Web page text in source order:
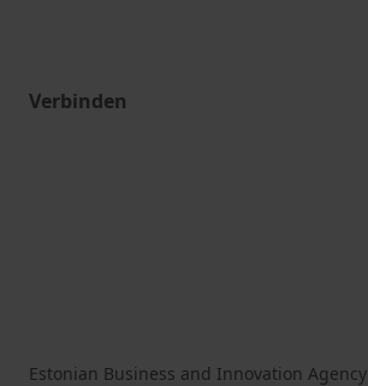
Verbinden
Estonian Business and Innovation Agency